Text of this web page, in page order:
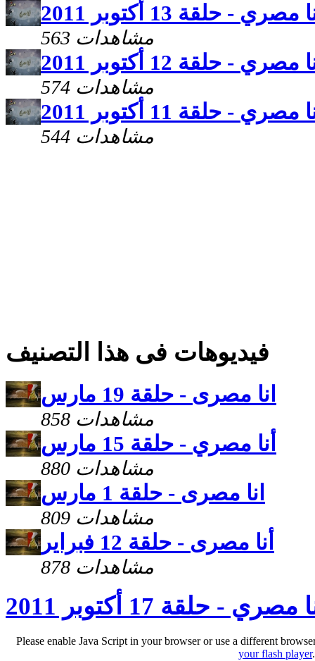
مصري - حلقة 13 أكتوبر 2011
563 مشاهدات
مصري - حلقة 12 أكتوبر 2011
574 مشاهدات
مصري - حلقة 11 أكتوبر 2011
544 مشاهدات
فيديوهات فى هذا التصنيف
انا مصرى - حلقة 19 مارس
858 مشاهدات
أنا مصري - حلقة 15 مارس
880 مشاهدات
انا مصرى - حلقة 1 مارس
809 مشاهدات
أنا مصرى - حلقة 12 فبراير
878 مشاهدات
مصري - حلقة 17 أكتوبر 2011
Please enable Java Script in your browser or use a different
your flash player.